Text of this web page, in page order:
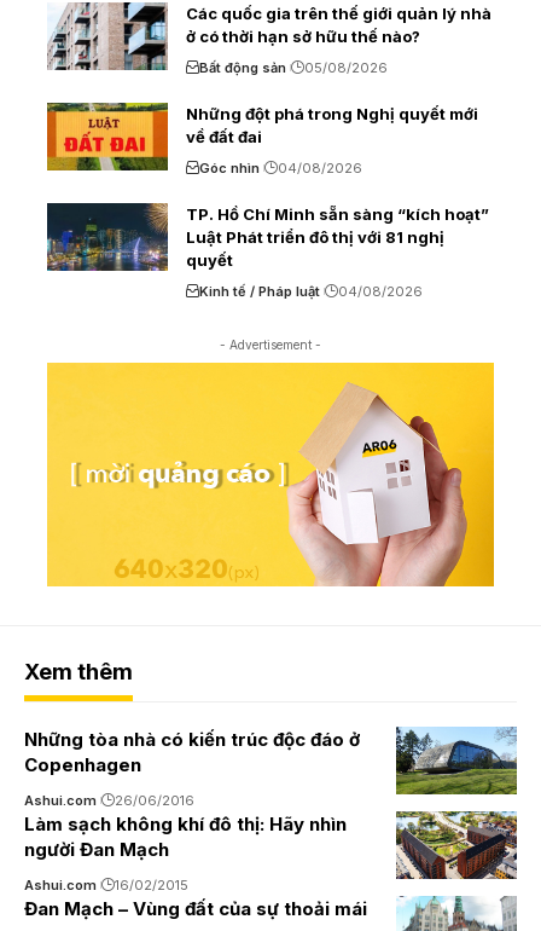
Các quốc gia trên thế giới quản lý nhà
ở có thời hạn sở hữu thế nào?
Bất động sản 05/08/2026
Những đột phá trong Nghị quyết mới
về đất đai
Góc nhìn 04/08/2026
TP. Hồ Chí Minh sẵn sàng “kích hoạt”
Luật Phát triển đô thị với 81 nghị
quyết
Kinh tế / Pháp luật 04/08/2026
- Advertisement -
Xem thêm
Những tòa nhà có kiến trúc độc đáo ở
Copenhagen
Ashui.com 26/06/2016
Làm sạch không khí đô thị: Hãy nhìn
người Đan Mạch
Ashui.com 16/02/2015
Đan Mạch – Vùng đất của sự thoải mái